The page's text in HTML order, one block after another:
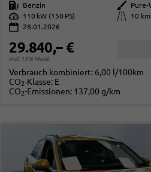
Kraftstoff
Benzin Außenfarbe
Leistung
110 kW (150 PS) Kilometerstand
10 km
28.01.2026
29.840,– €
incl. 19% MwSt.
Verbrauch kombiniert: 6,00 l/100km
CO2-Klasse: E
CO2-Emissionen: 137,00 g/km